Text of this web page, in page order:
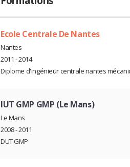
Ecole Centrale De Nantes
Nantes
2011 - 2014
Diplome d'ingénieur centrale nantes
IUT GMP GMP (Le Mans)
Le Mans
2008 - 2011
DUT GMP